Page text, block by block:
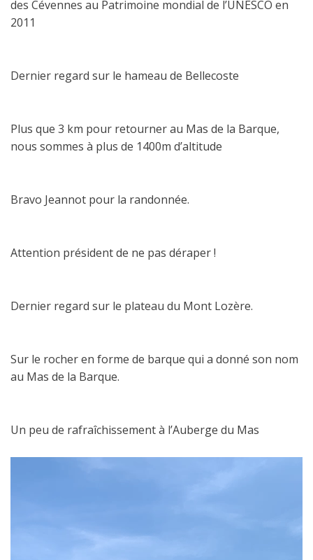
des Cévennes au Patrimoine mondial de l’UNESCO en
2011
Dernier regard sur le hameau de Bellecoste
Plus que 3 km pour retourner au Mas de la Barque,
nous sommes à plus de 1400m d’altitude
Bravo Jeannot pour la randonnée.
Attention président de ne pas déraper !
Dernier regard sur le plateau du Mont Lozère.
Sur le rocher en forme de barque qui a donné son nom
au Mas de la Barque.
Un peu de rafraîchissement à l’Auberge du Mas